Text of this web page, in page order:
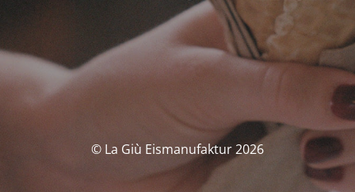
© La Giù Eismanufaktur 2026